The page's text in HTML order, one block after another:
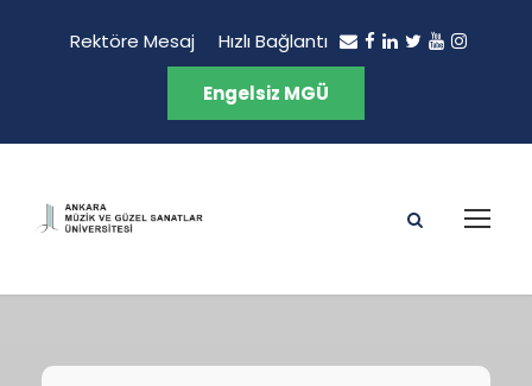
Rektöre Mesaj Hızlı Bağlantı
Engelsiz MGÜ